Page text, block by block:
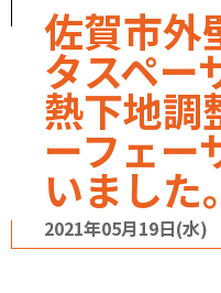
佐賀市外
タスペー
熱下地調
ーフェー
いました。
2021年05月19日(水)